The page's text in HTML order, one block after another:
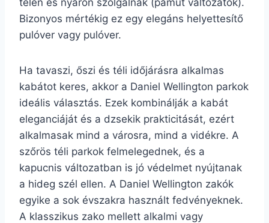
télen és nyáron szolgálnak (pamut változatok).
Bizonyos mértékig ez egy elegáns helyettesítő
pulóver vagy pulóver.
Ha tavaszi, őszi és téli időjárásra alkalmas
kabátot keres, akkor a Daniel Wellington parkok
ideális választás. Ezek kombinálják a kabát
eleganciáját és a dzsekik prakticitását, ezért
alkalmasak mind a városra, mind a vidékre. A
szőrös téli parkok felmelegednek, és a
kapucnis változatban is jó védelmet nyújtanak
a hideg szél ellen. A Daniel Wellington zakók
egyike a sok évszakra használt fedvényeknek.
A klasszikus zako mellett alkalmi vagy